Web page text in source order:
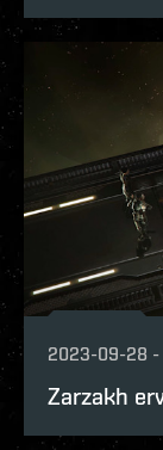
2023-09-28 -
Zarzakh